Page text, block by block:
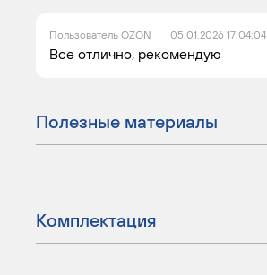
Пользователь OZON 05.01.2026 17:04:04
Все отлично, рекомендую
Полезные материалы
Комплектация